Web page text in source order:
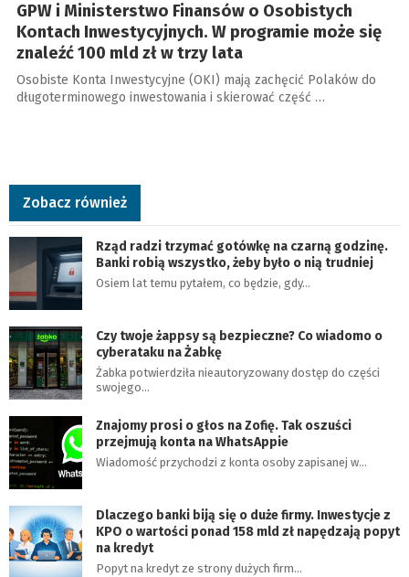
GPW i Ministerstwo Finansów o Osobistych
Kontach Inwestycyjnych. W programie może się
znaleźć 100 mld zł w trzy lata
Osobiste Konta Inwestycyjne (OKI) mają zachęcić Polaków do
długoterminowego inwestowania i skierować część …
Zobacz również
Rząd radzi trzymać gotówkę na czarną godzinę.
Banki robią wszystko, żeby było o nią trudniej
Osiem lat temu pytałem, co będzie, gdy…
Czy twoje żappsy są bezpieczne? Co wiadomo o
cyberataku na Żabkę
Żabka potwierdziła nieautoryzowany dostęp do części
swojego…
Znajomy prosi o głos na Zofię. Tak oszuści
przejmują konta na WhatsAppie
Wiadomość przychodzi z konta osoby zapisanej w…
Dlaczego banki biją się o duże firmy. Inwestycje z
KPO o wartości ponad 158 mld zł napędzają popyt
na kredyt
Popyt na kredyt ze strony dużych firm…